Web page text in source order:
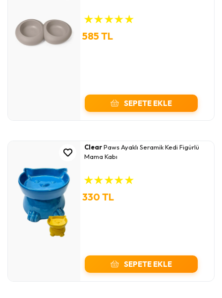
★★★★★
585 TL
SEPETE EKLE
ClearPaws Ayaklı Seramik Kedi Figürlü
Mama Kabı
★★★★★
330 TL
SEPETE EKLE